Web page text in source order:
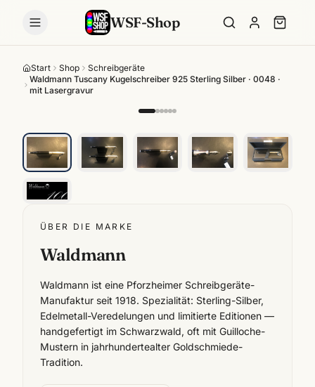
WSF-Shop
Start Shop
Schreibgeräte
Waldmann Tuscany Kugelschreiber 925 Sterling Silber · 0048 ·
mit Lasergravur
ÜBER DIE MARKE
Waldmann
Waldmann ist eine Pforzheimer Schreibgeräte-
Manufaktur seit 1918. Spezialität: Sterling-Silber,
Edelmetall-Veredelungen und limitierte Editionen —
handgefertigt im Schwarzwald, oft mit Guilloche-
Mustern in jahrhundertealter Goldschmiede-
Tradition.